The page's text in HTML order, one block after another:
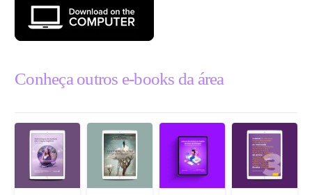
Conheça outros e-books da área